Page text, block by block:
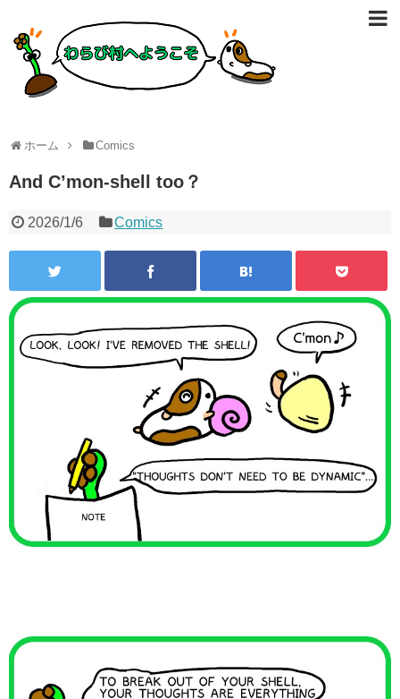
ホーム Comics
And C’mon-shell too？
2026/1/6 Comics